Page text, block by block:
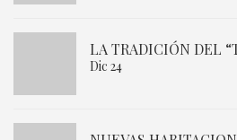
LA TRADICIÓN DEL
Dic 24